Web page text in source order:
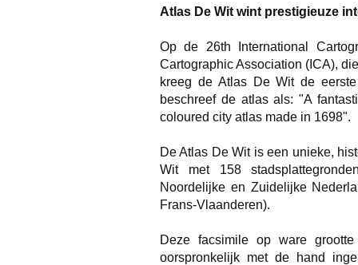
Atlas De Wit wint prestigieuze
Op de 26th International
Cartographic Association (ICA),
kreeg de Atlas De Witde eerste
beschreef de atlas als: "A
coloured city atlas made in 1698".
DeAtlas De Witis een unieke,
Wit met 158
Noordelijke en Zuidelijke
Frans-Vlaanderen).
Deze facsimile op ware
oorspronkelijk met de hand